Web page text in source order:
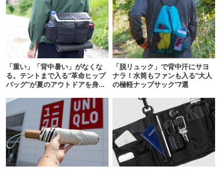
「重い」「背中暑い」がなくな
る。テントまで入る“革命ヒップ
バッグ”が夏のアウトドアを身軽
「脱リュック」で背中汗にサヨ
ナラ！水筒もファンも入る“大人
の極軽ナップサック”7選